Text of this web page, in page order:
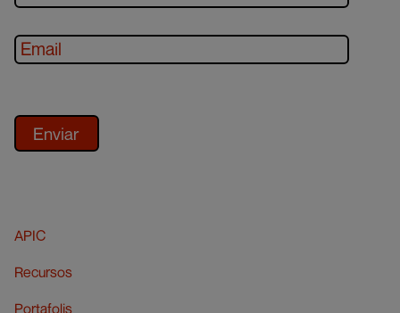
APIC
Recursos
Portafolis